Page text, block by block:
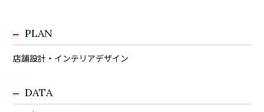
PLAN
店舗設計・インテリアデザイン
DATA